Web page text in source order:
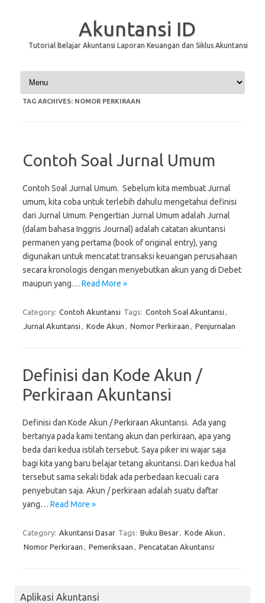
Akuntansi ID
Tutorial Belajar Akuntansi Laporan Keuangan dan Siklus Akuntansi
Skip to content
TAG ARCHIVES: NOMOR PERKIRAAN
Contoh Soal Jurnal Umum
Contoh Soal Jurnal Umum. Sebelum kita membuat Jurnal
umum, kita coba untuk terlebih dahulu mengetahui definisi
dari Jurnal Umum. Pengertian Jurnal Umum adalah Jurnal
(dalam bahasa Inggris Journal) adalah catatan akuntansi
permanen yang pertama (book of original entry), yang
digunakan untuk mencatat transaksi keuangan perusahaan
secara kronologis dengan menyebutkan akun yang di Debet
maupun yang… Read More »
Category: Contoh Akuntansi Tags: Contoh Soal Akuntansi ,
Jurnal Akuntansi , Kode Akun , Nomor Perkiraan , Penjurnalan
Definisi dan Kode Akun /
Perkiraan Akuntansi
Definisi dan Kode Akun / Perkiraan Akuntansi. Ada yang
bertanya pada kami tentang akun dan perkiraan, apa yang
beda dari kedua istilah tersebut. Saya piker ini wajar saja
bagi kita yang baru belajar tetang akuntansi. Dari kedua hal
tersebut sama sekali tidak ada perbedaan kecuali cara
penyebutan saja. Akun / perkiraan adalah suatu daftar
yang… Read More »
Category: Akuntansi Dasar Tags: Buku Besar, Kode Akun ,
Nomor Perkiraan , Pemeriksaan , Pencatatan Akuntansi
Aplikasi Akuntansi